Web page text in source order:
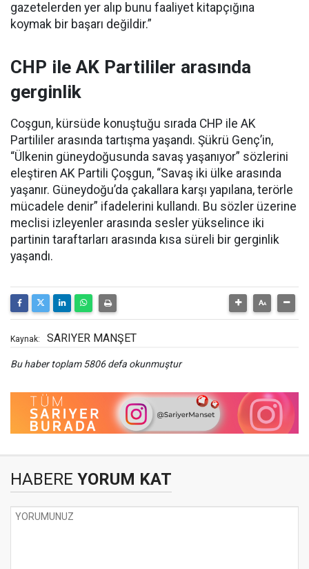
gazetelerden yer alıp bunu faaliyet kitapçığına
koymak bir başarı değildir.”
CHP ile AK Partililer arasında
gerginlik
Coşgun, kürsüde konuştuğu sırada CHP ile AK
Partililer arasında tartışma yaşandı. Şükrü Genç’in,
“Ülkenin güneydoğusunda savaş yaşanıyor” sözlerini
eleştiren AK Partili Çoşgun, “Savaş iki ülke arasında
yaşanır. Güneydoğu’da çakallara karşı yapılana, terörle
mücadele denir” ifadelerini kullandı. Bu sözler üzerine
meclisi izleyenler arasında sesler yükselince iki
partinin taraftarları arasında kısa süreli bir gerginlik
yaşandı.
Kaynak: SARIYER MANŞET
Bu haber toplam 5806 defa okunmuştur
HABERE YORUM KAT